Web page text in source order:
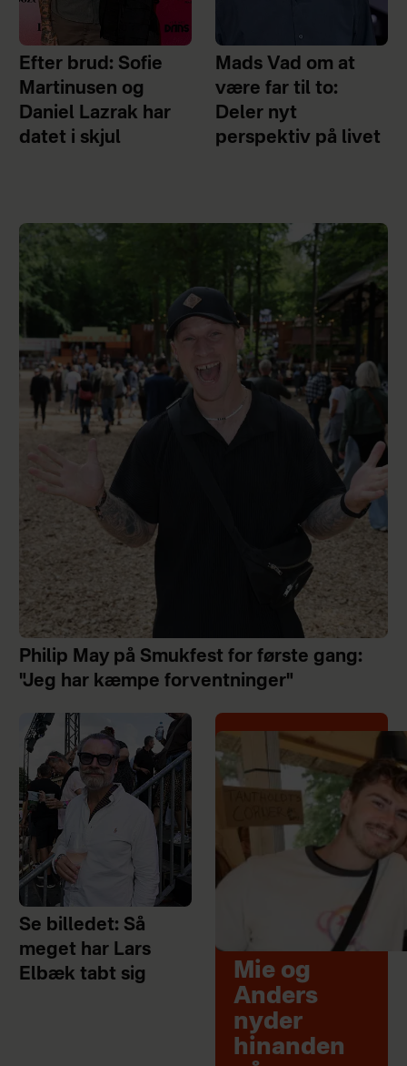
Efter brud: Sofie
Martinusen og
Daniel Lazrak har
datet i skjul
Mads Vad om at
være far til to:
Deler nyt
perspektiv på livet
Philip May på Smukfest for første gang:
"Jeg har kæmpe forventninger"
Se billedet: Så
meget har Lars
Elbæk tabt sig
Mie og
Anders
nyder
hinanden